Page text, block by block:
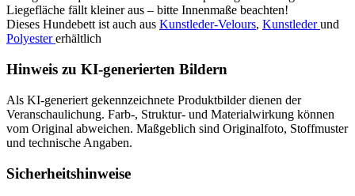
Liegefläche fällt kleiner aus – bitte Innenmaße beachten!
Dieses Hundebett ist auch aus Kunstleder-Velours, Kunstlederund
Polyestererhältlich
Hinweis zu KI-generierten Bildern
Als KI-generiert gekennzeichnete Produktbilder dienen der
Veranschaulichung. Farb-, Struktur- und Materialwirkung können
vom Original abweichen. Maßgeblich sind Originalfoto, Stoffmuster
und technische Angaben.
Sicherheitshinweise